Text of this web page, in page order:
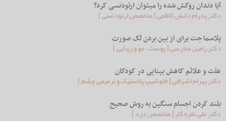
آیا دندان روکش شده را میتوان ارتودنسی کرد؟
دکتر پدرام دانش کاظمی [ متخصص ارتودنسی ]
پلاسما جت برای از بین بردن لک صورت
دکتر رامین مدرسی [ پوست ، مو و زیبایی ]
علت و علائم کاهش بینایی در کودکان
دکتر بهرام اشراقی [ فلوشیپ پلاستیک و ترمیمی چشم ]
بلند کردن اجسام سنگین به روش صحیح
دکتر علی نقره کار [ متخصص درد ]